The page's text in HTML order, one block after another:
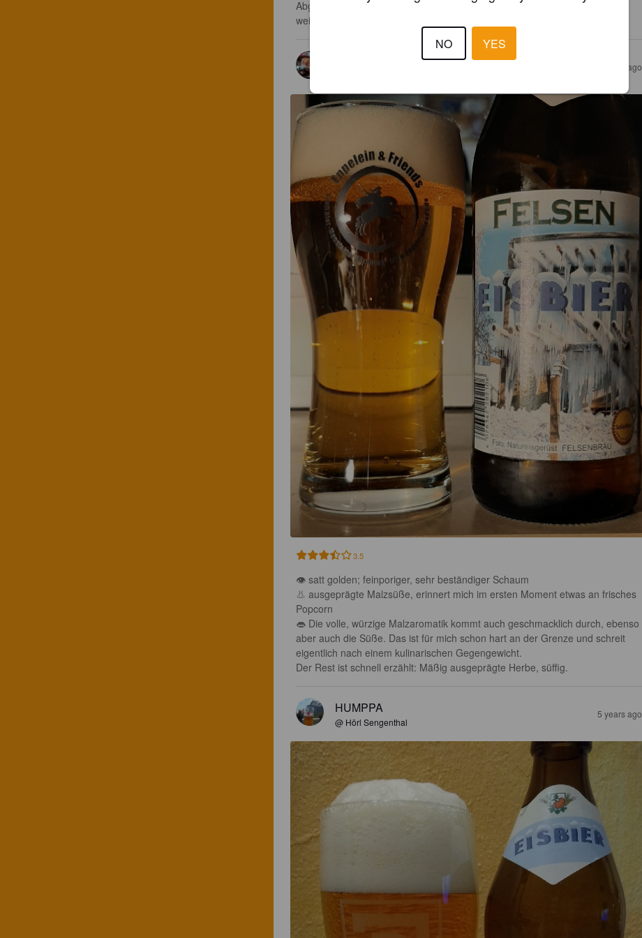
Abgang wird die Süße wieder stärker. Ein eher durchschnittliches Märzen,
weil in der Summe zu flach.
5 years ago
3.5
👁 satt golden; feinporiger, sehr beständiger Schaum
👃 ausgeprägte Malzsüße, erinnert mich im ersten Moment etwas an frisches
Popcorn
👄 Die volle, würzige Malzaromatik kommt auch geschmacklich durch, ebenso
aber auch die Süße. Das ist für mich schon hart an der Grenze und schreit
eigentlich nach einem kulinarischen Gegengewicht.
Der Rest ist schnell erzählt: Mäßig ausgeprägte Herbe, süffig.
HUMPPA
@ Hörl Sengenthal
5 years ago
NO YES